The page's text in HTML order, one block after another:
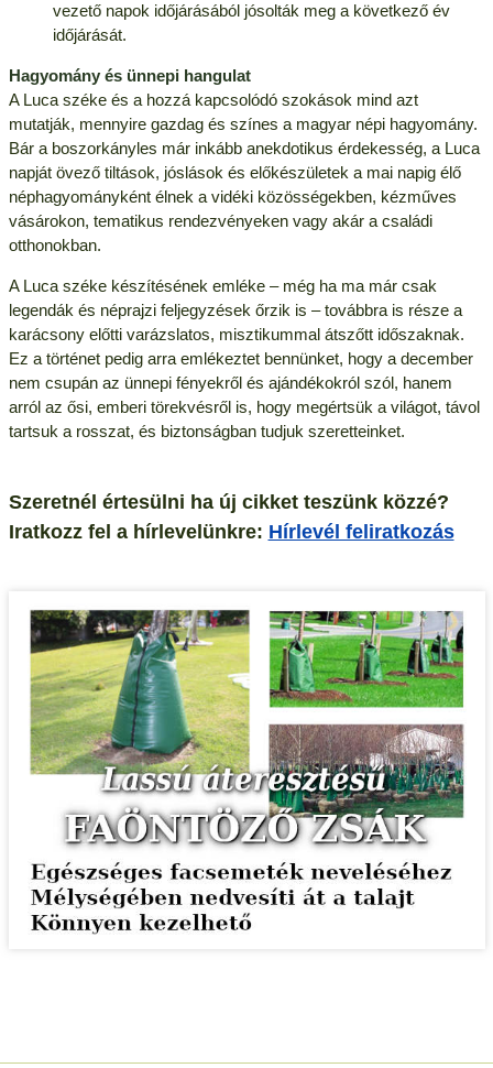
vezető napok időjárásából jósolták meg a következő év
időjárását.
Hagyomány és ünnepi hangulat
A Luca széke és a hozzá kapcsolódó szokások mind azt
mutatják, mennyire gazdag és színes a magyar népi hagyomány.
Bár a boszorkányles már inkább anekdotikus érdekesség, a Luca
napját övező tiltások, jóslások és előkészületek a mai napig élő
néphagyományként élnek a vidéki közösségekben, kézműves
vásárokon, tematikus rendezvényeken vagy akár a családi
otthonokban.
A Luca széke készítésének emléke – még ha ma már csak
legendák és néprajzi feljegyzések őrzik is – továbbra is része a
karácsony előtti varázslatos, misztikummal átszőtt időszaknak.
Ez a történet pedig arra emlékeztet bennünket, hogy a december
nem csupán az ünnepi fényekről és ajándékokról szól, hanem
arról az ősi, emberi törekvésről is, hogy megértsük a világot, távol
tartsuk a rosszat, és biztonságban tudjuk szeretteinket.
Szeretnél értesülni ha új cikket teszünk közzé?
Iratkozz fel a hírlevelünkre: Hírlevél feliratkozás